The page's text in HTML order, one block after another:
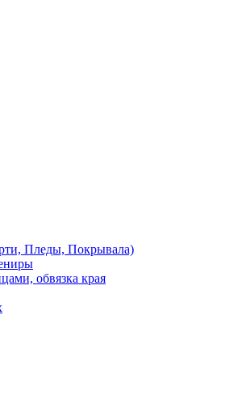
Пледы, Покрывала)
обвязка края